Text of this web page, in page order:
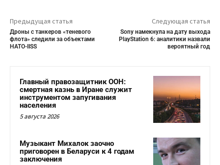
Предыдущая статья
Дроны с танкеров «теневого
флота» следили за объектами
НАТО-IISS
Следующая статья
Sony намекнула на дату выхода
PlayStation 6: аналитики назвали
вероятный год
Главный правозащитник ООН:
смертная казнь в Иране служит
инструментом запугивания
населения
5 августа 2026
Музыкант Михалок заочно
приговорен в Беларуси к 4 годам
заключения